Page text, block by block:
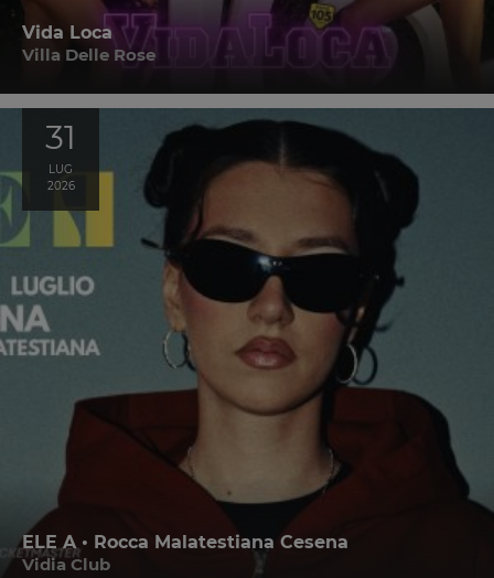
Vida Loca
Villa Delle Rose
31
LUG
2026
ELE A • Rocca Malatestiana Cesena
Vidia Club